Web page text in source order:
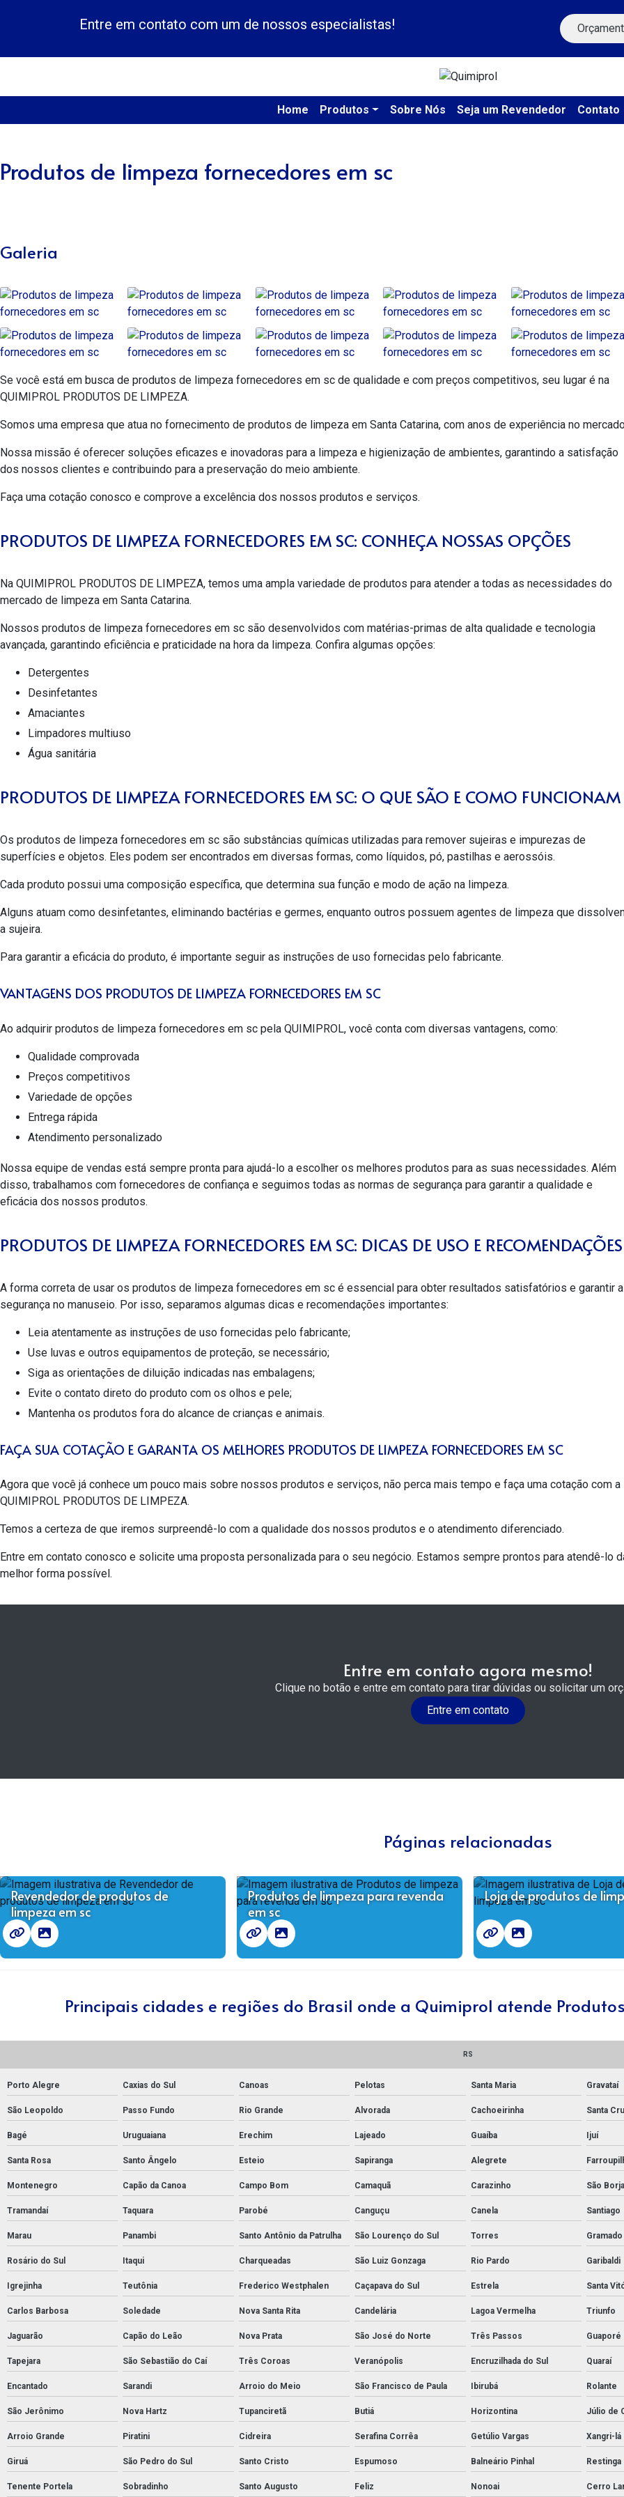
Entre em contato com um de nossos especialistas!
Home Produtos Sobre Nós Seja um Revendedor Contato
Produtos de limpeza fornecedores em sc
Galeria
Se você está em busca de produtos de limpeza fornecedores em sc de qualidade e com preços competitivos, seu lugar é na
QUIMIPROL PRODUTOS DE LIMPEZA.
Somos uma empresa que atua no fornecimento de produtos de limpeza em Santa Catarina, com anos de experiência no
Nossa missão é oferecer soluções eficazes e inovadoras para a limpeza e higienização de ambientes, garantindo a satisfação
dos nossos clientes e contribuindo para a preservação do meio ambiente.
Faça uma cotação conosco e comprove a excelência dos nossos produtos e serviços.
PRODUTOS DE LIMPEZA FORNECEDORES EM SC: CONHEÇA NOSSAS OPÇÕES
Na QUIMIPROL PRODUTOS DE LIMPEZA, temos uma ampla variedade de produtos para atender a todas as necessidades do
mercado de limpeza em Santa Catarina.
Nossos produtos de limpeza fornecedores em sc são desenvolvidos com matérias-primas de alta qualidade e tecnologia
avançada, garantindo eficiência e praticidade na hora da limpeza. Confira algumas opções:
Detergentes
Desinfetantes
Amaciantes
Limpadores multiuso
Água sanitária
PRODUTOS DE LIMPEZA FORNECEDORES EM SC: O QUE SÃO E COMO FUNCIONAM
Os produtos de limpeza fornecedores em sc são substâncias químicas utilizadas para remover sujeiras e impurezas de
superfícies e objetos. Eles podem ser encontrados em diversas formas, como líquidos, pó, pastilhas e aerossóis.
Cada produto possui uma composição específica, que determina sua função e modo de ação na limpeza.
Alguns atuam como desinfetantes, eliminando bactérias e germes, enquanto outros possuem agentes de limpeza que
a sujeira.
Para garantir a eficácia do produto, é importante seguir as instruções de uso fornecidas pelo fabricante.
VANTAGENS DOS PRODUTOS DE LIMPEZA FORNECEDORES EM SC
Ao adquirir produtos de limpeza fornecedores em sc pela QUIMIPROL, você conta com diversas vantagens, como:
Qualidade comprovada
Preços competitivos
Variedade de opções
Entrega rápida
Atendimento personalizado
Nossa equipe de vendas está sempre pronta para ajudá-lo a escolher os melhores produtos para as suas necessidades. Além
disso, trabalhamos com fornecedores de confiança e seguimos todas as normas de segurança para garantir a qualidade e
eficácia dos nossos produtos.
PRODUTOS DE LIMPEZA FORNECEDORES EM SC: DICAS DE USO E RECOMENDAÇÕES
A forma correta de usar os produtos de limpeza fornecedores em sc é essencial para obter resultados satisfatórios e garantir a
segurança no manuseio. Por isso, separamos algumas dicas e recomendações importantes:
Leia atentamente as instruções de uso fornecidas pelo fabricante;
Use luvas e outros equipamentos de proteção, se necessário;
Siga as orientações de diluição indicadas nas embalagens;
Evite o contato direto do produto com os olhos e pele;
Mantenha os produtos fora do alcance de crianças e animais.
FAÇA SUA COTAÇÃO E GARANTA OS MELHORES PRODUTOS DE LIMPEZA FORNECEDORES EM SC
Agora que você já conhece um pouco mais sobre nossos produtos e serviços, não perca mais tempo e faça uma cotação com a
QUIMIPROL PRODUTOS DE LIMPEZA.
Temos a certeza de que iremos surpreendê-lo com a qualidade dos nossos produtos e o atendimento diferenciado.
Entre em contato conosco e solicite uma proposta personalizada para o seu negócio. Estamos sempre prontos para atendê-lo
melhor forma possível.
Entre em contato agora mesmo!
Clique no botão e entre em contato para tirar dúvidas ou solicitar um
Entre em contato
Páginas relacionadas
Revendedor de produtos de
limpeza em sc
Produtos de limpeza para revenda
em sc
Loja de produtos de
Principais cidades e regiões do Brasil onde a Quimiprol atende
RS
Porto Alegre Caxias do Sul Canoas Pelotas Santa Maria Gravataí
São Leopoldo Passo Fundo Rio Grande Alvorada Cachoeirinha Santa
Bagé Uruguaiana Erechim Lajeado Guaíba Ijuí
Santa Rosa Santo Ângelo Esteio Sapiranga Alegrete
Montenegro Capão da Canoa Campo Bom Camaquã Carazinho São Borja
Tramandaí Taquara Parobé Canguçu Canela Santiago
Marau Panambi Santo Antônio da Patrulha São Lourenço do Sul Torres Gramado
Rosário do Sul Itaqui Charqueadas São Luiz Gonzaga Rio Pardo Garibaldi
Igrejinha Teutônia Frederico Westphalen Caçapava do Sul Estrela Santa
Carlos Barbosa Soledade Nova Santa Rita Candelária Lagoa Vermelha Triunfo
Jaguarão Capão do Leão Nova Prata São José do Norte Três Passos Guaporé
Tapejara São Sebastião do Caí Três Coroas Veranópolis Encruzilhada do Sul Quaraí
Encantado Sarandi Arroio do Meio São Francisco de Paula Ibirubá Rolante
São Jerônimo Nova Hartz Tupanciretã Butiá Horizontina Júlio de
Arroio Grande Piratini Cidreira Serafina Corrêa Getúlio Vargas Xangri-lá
Giruá São Pedro do Sul Santo Cristo Espumoso Balneário Pinhal Restinga
Tenente Portela Sobradinho Santo Augusto Feliz Nonoai Cerro